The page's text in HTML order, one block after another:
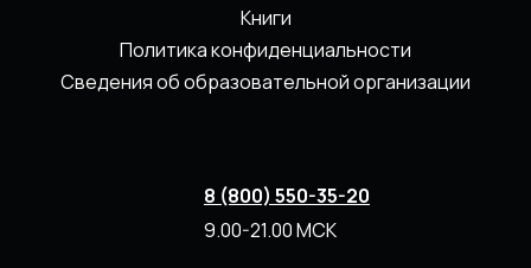
Книги
Политика конфиденциальности
Сведения об образовательной организации
8 (800) 550-35-20
9.00-21.00 МСК